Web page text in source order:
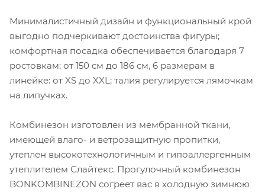
Минималистичный дизайн и функциональный крой
выгодно подчеркивают достоинства фигуры;
комфортная посадка обеспечивается благодаря 7
ростовкам: от 150 см до 186 см, 6 размерам в
линейке: от XS до XXL; талия регулируется лямочкам
на липучках.
Комбинезон изготовлен из мембранной ткани,
имеющей влаго- и ветрозащитную пропитки,
утеплен высокотехнологичным и гипоаллергенным
утеплителем Слайтекс. Прогулочный комбинезон
BONKOMBINEZON согреет вас в холодную зимнюю